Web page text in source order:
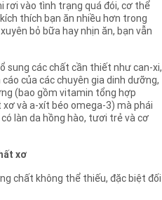
rơi vào tình trạng quá đói, cơ thể
thích bạn ăn nhiều hơn trong
bỏ bữa hay nhịn ăn, bạn vẫn
sung các chất cần thiết như can-xi,
của các chuyên gia dinh dưỡng,
(bao gồm vitamin tổng hợp
xơ và a-xít béo omega-3) mà phái
làn da hồng hào, tươi trẻ và cơ
xơ
chất không thể thiếu, đặc biệt đối